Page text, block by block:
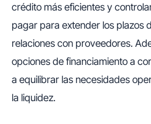
crédito más eficientes y
pagar para extender los plazos
relaciones con proveedores.
opciones de financiamiento a
a equilibrar las necesidades
la liquidez.